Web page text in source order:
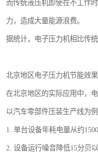
而传统液压机即使在不工作
力，造成大量能源浪费。
据统计，电子压力机相比传
北京地区电子压力机节能效
在北京地区的实际应用中，
以汽车零部件压装生产线为
1. 单台设备年耗电量从约
2. 设备运行噪音降低15分贝